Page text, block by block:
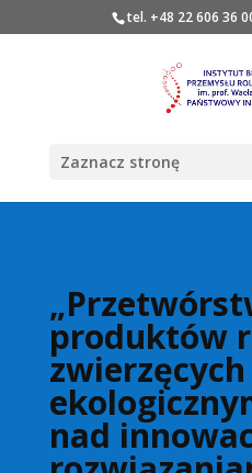
tel. +48 22 606 36
Zaznacz stronę
produktów
nad